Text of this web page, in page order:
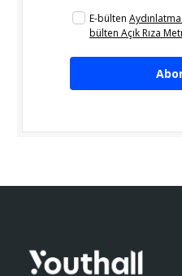
E-bülten
bülten Açık Rıza